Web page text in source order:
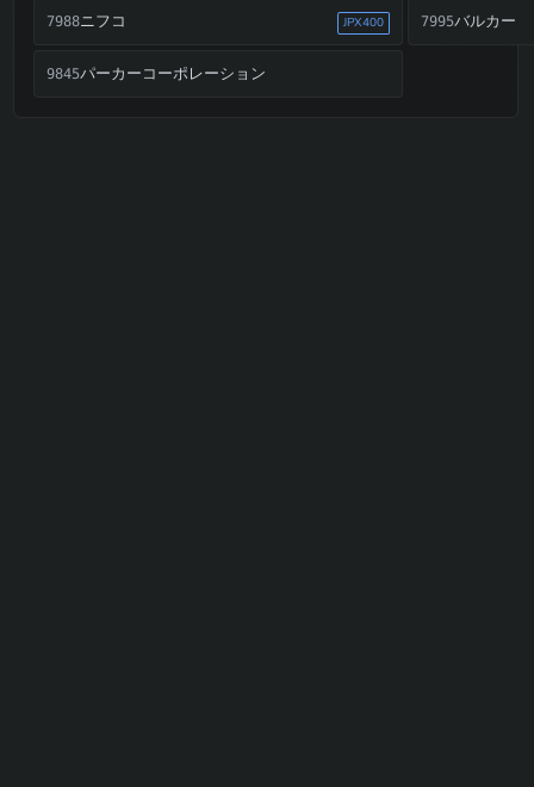
7988ニフコ JPX400 7995バルカー
9845パーカーコーポレーション